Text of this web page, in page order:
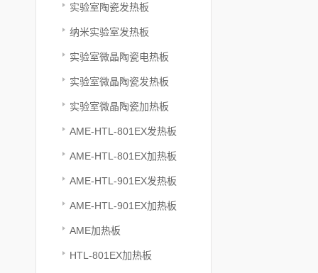
实验室陶瓷发热板
纳米实验室发热板
实验室微晶陶瓷电热板
实验室微晶陶瓷发热板
实验室微晶陶瓷加热板
AME-HTL-801EX发热板
AME-HTL-801EX加热板
AME-HTL-901EX发热板
AME-HTL-901EX加热板
AME加热板
HTL-801EX加热板